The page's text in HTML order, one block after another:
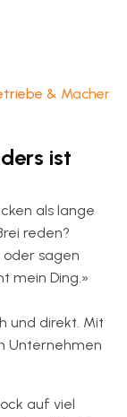
& Macher
ist
als lange
reden?
oder sagen
mein Ding.»
und direkt. Mit
Unternehmen
auf viel